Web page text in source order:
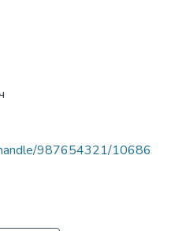
987654321/10686